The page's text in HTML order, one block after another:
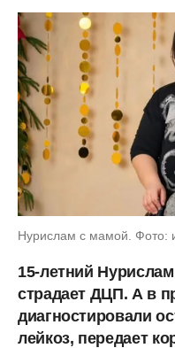
Нурислам с мамой. Фото:
15-летний
страдает ДЦП. А в
диагностировали
лейкоз, передает